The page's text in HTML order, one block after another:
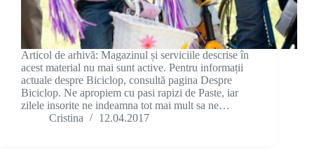
Articol de arhivă: Magazinul și serviciile descrise în
acest material nu mai sunt active. Pentru informații
actuale despre Biciclop, consultă pagina Despre
Biciclop. Ne apropiem cu pasi rapizi de Paste, iar
zilele insorite ne indeamna tot mai mult sa ne…
Cristina
12.04.2017